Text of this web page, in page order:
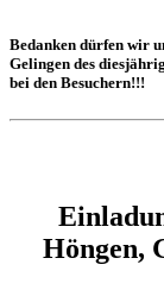
Bedanken dürfen wir
Gelingen des
bei den Besuchern!!!
Höngen,